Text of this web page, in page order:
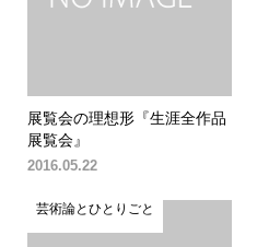
展覧会の理想形『生涯全作品
展覧会』
2016.05.22
芸術論とひとりごと